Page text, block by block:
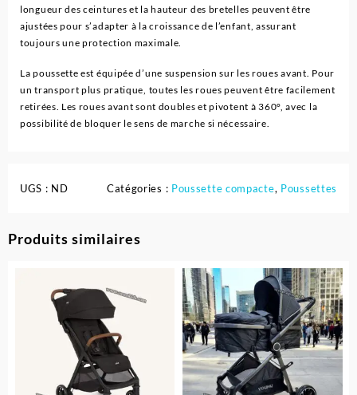
longueur des ceintures et la hauteur des bretelles peuvent être
ajustées pour s’adapter à la croissance de l’enfant, assurant
toujours une protection maximale.
La poussette est équipée d’une suspension sur les roues avant. Pour
un transport plus pratique, toutes les roues peuvent être facilement
retirées. Les roues avant sont doubles et pivotent à 360°, avec la
possibilité de bloquer le sens de marche si nécessaire.
UGS : ND Catégories : Poussette compacte, Poussettes
Produits similaires